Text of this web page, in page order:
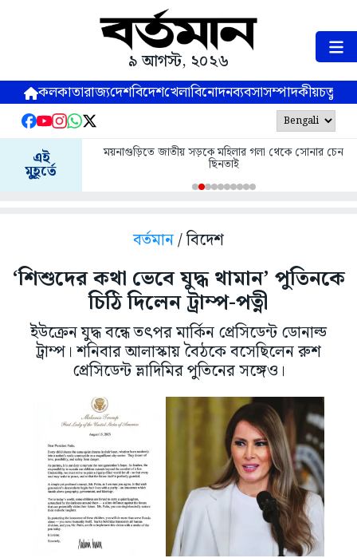
৯ আগস্ট, ২০২৬
কলকাতারাজ্যদেশবিদেশখেলাবিনোদনব্যবসাসম্পাদকীয়
এই
মুহূর্তে
ময়নাগুড়িতে জাতীয় সড়কে মহিলার গলা থেকে সোনার চেন
ছিনতাই
বর্তমান/ বিদেশ
‘শিশুদের কথা ভেবে যুদ্ধ থামান’ পুতিনকে
চিঠি দিলেন ট্রাম্প-পত্নী
ইউক্রেন যুদ্ধ বন্ধে তৎপর মার্কিন প্রেসিডেন্ট ডোনাল্ড
ট্রাম্প। শনিবার আলাস্কায় বৈঠকে বসেছিলেন রুশ
প্রেসিডেন্ট ভ্লাদিমির পুতিনের সঙ্গেও।